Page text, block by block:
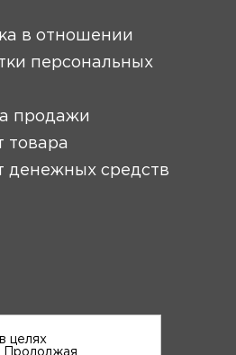
в отношении
персональных
продажи
товара
денежных средств
целях
Продолжая